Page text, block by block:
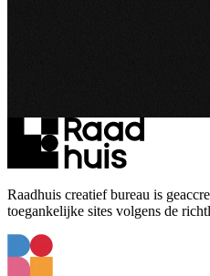
Raadhuis creatief bureau is
toegankelijke sites volgens de